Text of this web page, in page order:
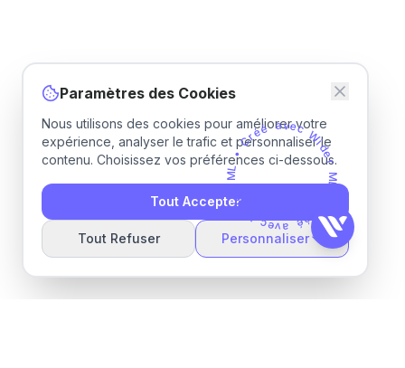
Paramètres des Cookies
Nous utilisons des cookies pour améliorer votre
expérience, analyser le trafic et personnaliser le
contenu. Choisissez vos préférences ci-dessous.
Tout Accepter
Tout Refuser Personnaliser
Créé ave
c
Wi
d
e
r
•
C
r
é
é
a
v
e
W
d
e
r
M
L
•